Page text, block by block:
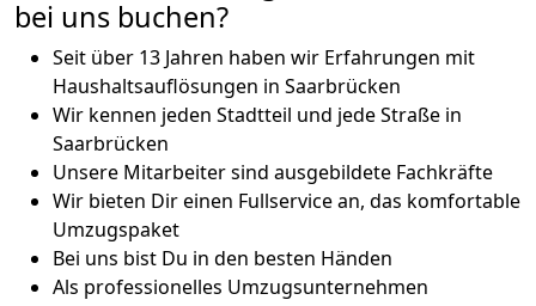
bei uns buchen?
Seit über 13 Jahren haben wir Erfahrungen mit
Haushaltsauflösungen in Saarbrücken
Wir kennen jeden Stadtteil und jede Straße in
Saarbrücken
Unsere Mitarbeiter sind ausgebildete Fachkräfte
Wir bieten Dir einen Fullservice an, das komfortable
Umzugspaket
Bei uns bist Du in den besten Händen
Als professionelles Umzugsunternehmen